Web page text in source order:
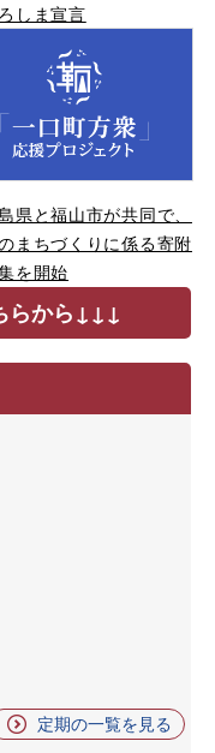
しま宣言
県と福山市が共同で、
まちづくりに係る寄附
を開始
らから↓↓↓
定期の一覧を見る